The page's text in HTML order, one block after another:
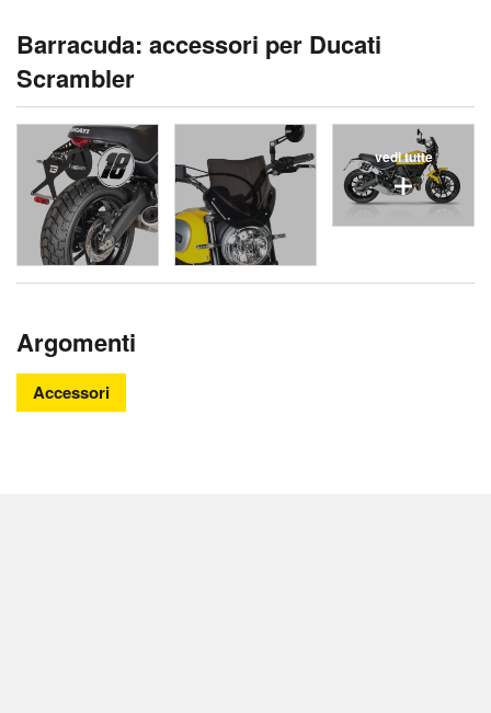
Barracuda: accessori per Ducati
Scrambler
vedi tutte
Argomenti
Accessori